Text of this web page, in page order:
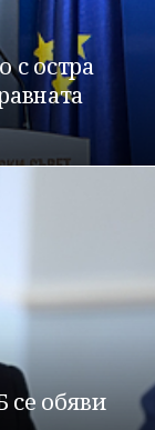
с остра
се обяви